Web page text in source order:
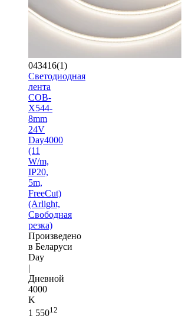
043416(1)
Светодиодная
лента
COB-
X544-
8mm
24V
Day4000
(11
W/m,
IP20,
5m,
FreeCut)
(Arlight,
Свободная
резка)
Произведено
в Беларуси
Day
|
Дневной
4000
K
1 55012